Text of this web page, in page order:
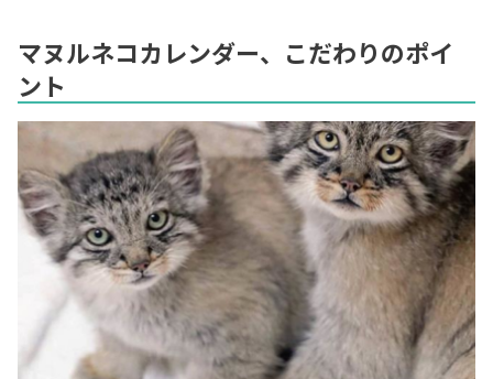
マヌルネコカレンダー、こだわりのポイ
ント